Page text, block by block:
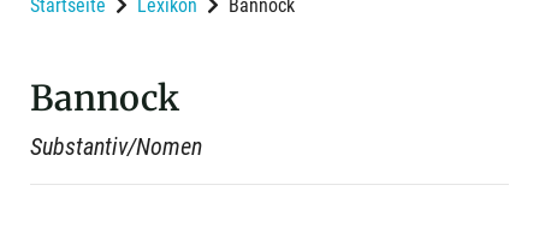
Startseite Lexikon Bannock
Bannock
Substantiv/Nomen